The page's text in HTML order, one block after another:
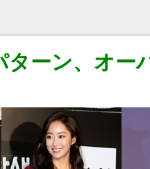
ーン、オー